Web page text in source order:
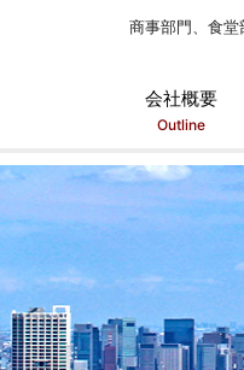
商事部門、食堂
会社概要
Outline